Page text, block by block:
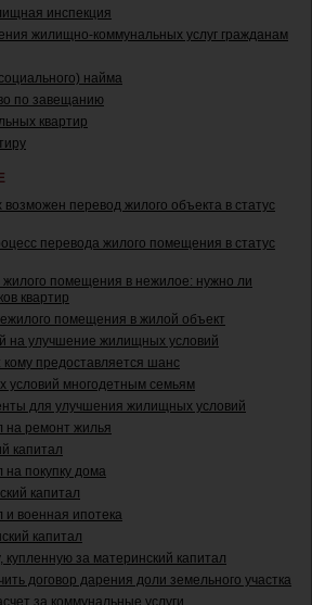
инспекция
жилищно-коммунальных услуг гражданам
найма
по завещанию
квартир
возможен перевод жилого объекта в статус
перевода жилого помещения в статус
помещения в нежилое: нужно ли
квартир
помещения в жилой объект
на улучшение жилищных условий
кому предоставляется шанс
многодетным семьям
для улучшения жилищных условий
на ремонт жилья
капитал
на покупку дома
капитал
и военная ипотека
капитал
купленную за материнский капитал
договор дарения доли земельного участка
за коммунальные услуги